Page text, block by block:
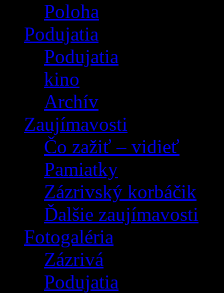
Poloha
Podujatia
Podujatia
kino
Archív
Zaujímavosti
Čo zažiť – vidieť
Pamiatky
Zázrivský korbáčik
Ďalšie zaujímavosti
Fotogaléria
Zázrivá
Podujatia